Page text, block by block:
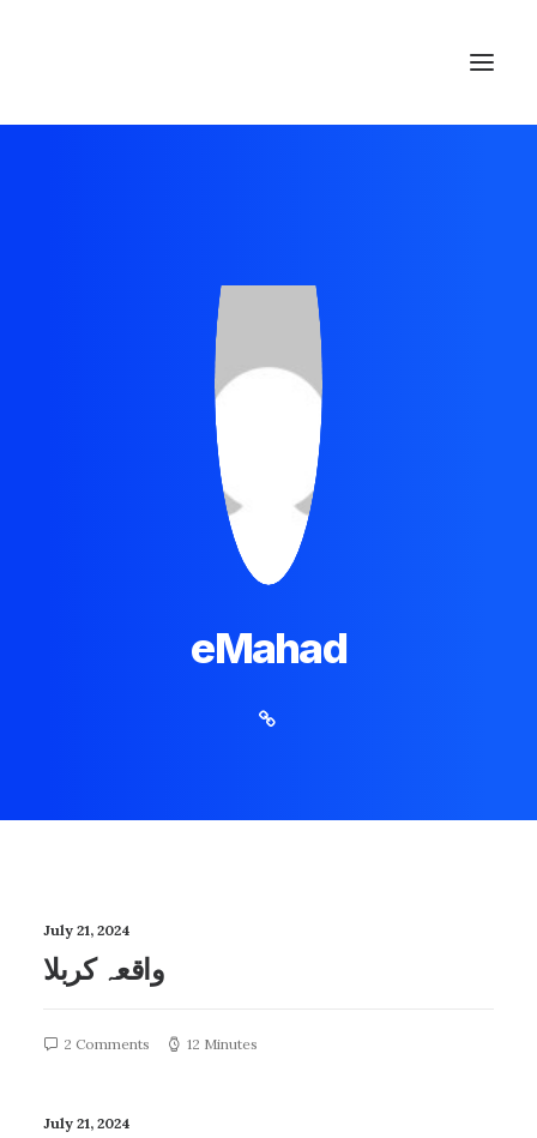
eMahad
July 21, 2024
واقعہ کربلا
2 Comments 12 Minutes
July 21, 2024